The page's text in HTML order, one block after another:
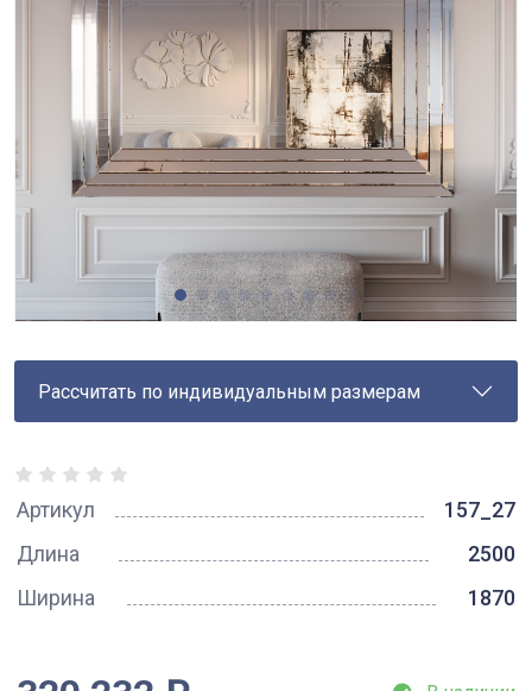
Рассчитать по индивидуальным размерам
Артикул
157_27
Длина
2500
Ширина
1870